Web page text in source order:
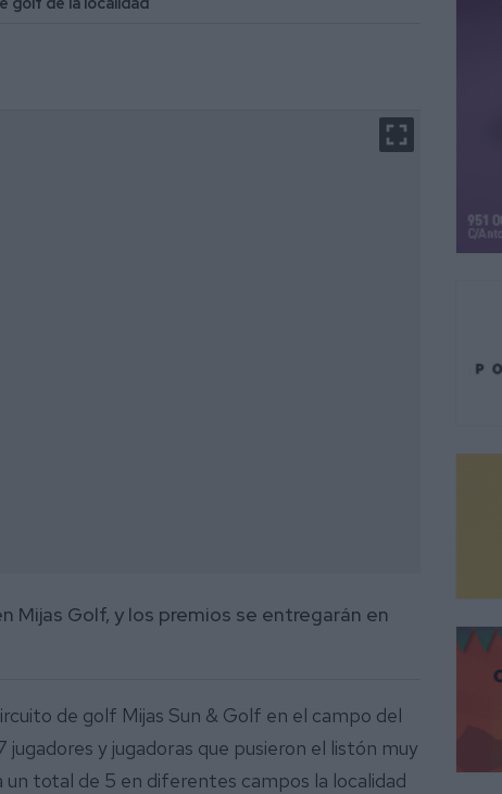
Mijas Golf, y los premios se entregarán en
de golf Mijas Sun & Golf en el campo del
y jugadoras que pusieron el listón muy
total de 5 en diferentes campos la localidad